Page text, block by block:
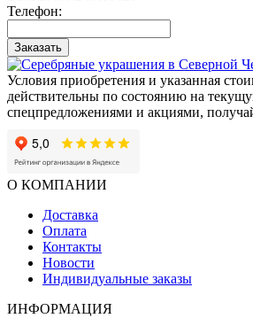
Телефон:
Заказать
Условия приобретения и указанная
действительны по состоянию на
спецпредложениями и акциями,
О КОМПАНИИ
Доставка
Оплата
Контакты
Новости
Индивидуальные заказы
ИНФОРМАЦИЯ